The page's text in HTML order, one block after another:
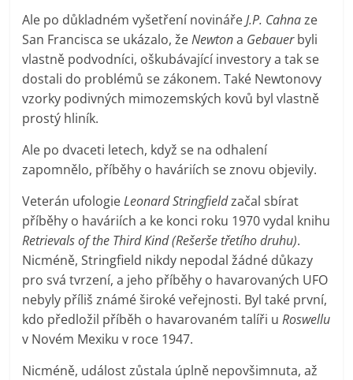
Ale po důkladném vyšetření novinářeJ.P. Cahnaze
San Francisca se ukázalo, žeNewtona Gebauerbyli
vlastně podvodníci, oškubávající investory a tak se
dostali do problémů se zákonem. Také Newtonovy
vzorky podivných mimozemských kovů byl vlastně
prostý hliník.
Ale po dvaceti letech, když se na odhalení
zapomnělo, příběhy o haváriích se znovu objevily.
Veterán ufologieLeonard Stringfieldzačal sbírat
příběhy o haváriích a ke konci roku 1970 vydal knihu
Retrievals of the Third Kind (Rešerše třetího druhu).
Nicméně, Stringfield nikdy nepodal žádné důkazy
pro svá tvrzení, a jeho příběhy o havarovaných UFO
nebyly příliš známé široké veřejnosti. Byl také první,
kdo předložil příběh o havarovaném talíři uRoswellu
v Novém Mexiku v roce 1947.
Nicméně, událost zůstala úplně nepovšimnuta, až